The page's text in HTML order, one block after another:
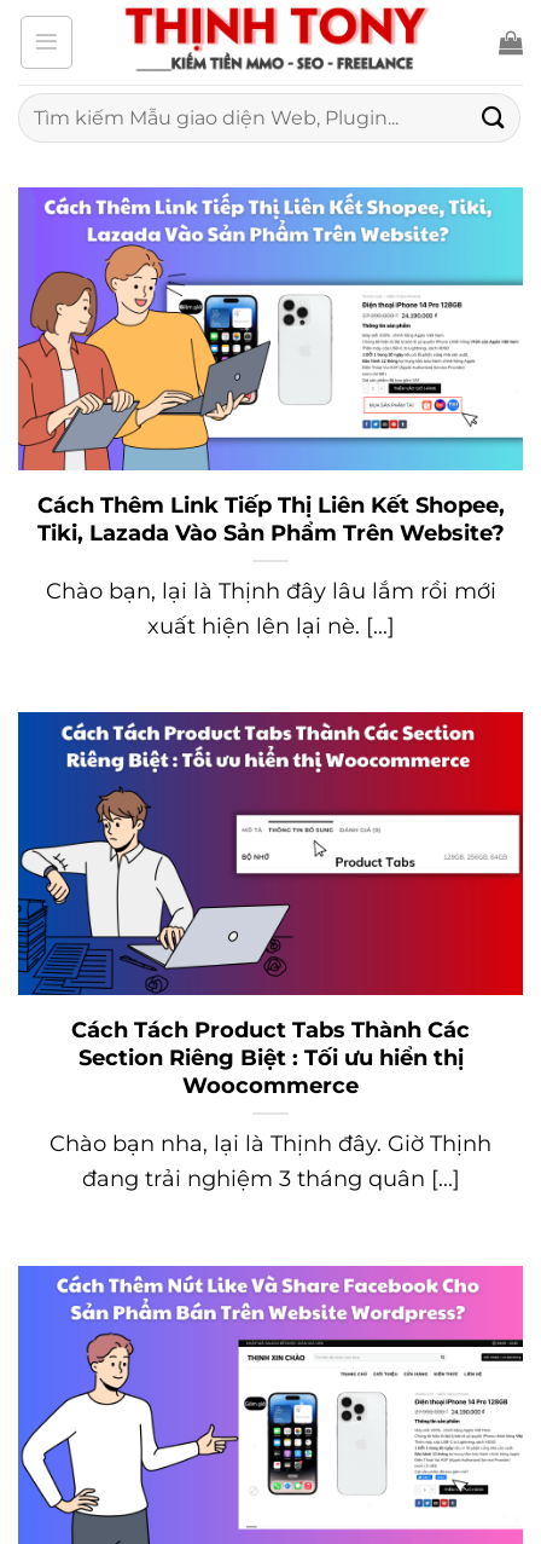
Bỏ
qua
nội
dung
Tìm
kiếm:
Cách Thêm Link Tiếp Thị Liên Kết Shopee,
Tiki, Lazada Vào Sản Phẩm Trên Website?
Chào bạn, lại là Thịnh đây lâu lắm rồi mới
xuất hiện lên lại nè. [...]
Cách Tách Product Tabs Thành Các
Section Riêng Biệt : Tối ưu hiển thị
Woocommerce
Chào bạn nha, lại là Thịnh đây. Giờ Thịnh
đang trải nghiệm 3 tháng quân [...]